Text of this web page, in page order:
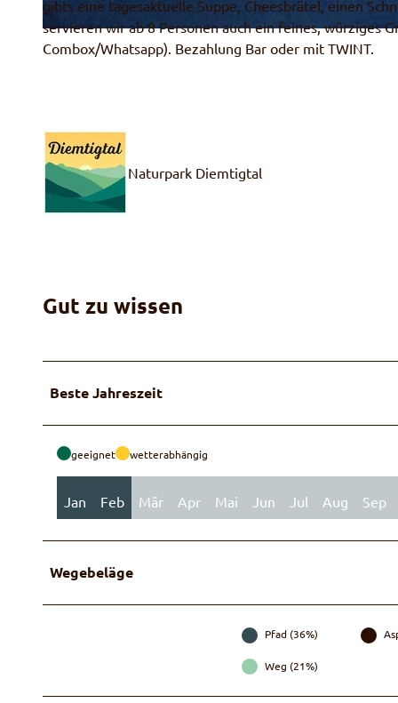
gibts eine tagesaktuelle Suppe, Cheesbrätel, einen
servieren wir ab 8 Personen auch ein feines, würziges
Combox/Whatsapp). Bezahlung Bar oder mit TWINT.
Naturpark Diemtigtal
Gut zu wissen
Beste Jahreszeit
geeignet wetterabhängig
Jan Feb Mär Apr Mai Jun Jul Aug Sep
Wegebeläge
Pfad (36%)
Weg (21%)